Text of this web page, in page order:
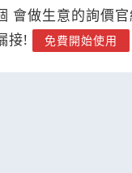
會做生意的詢價
接!
免費開始使用